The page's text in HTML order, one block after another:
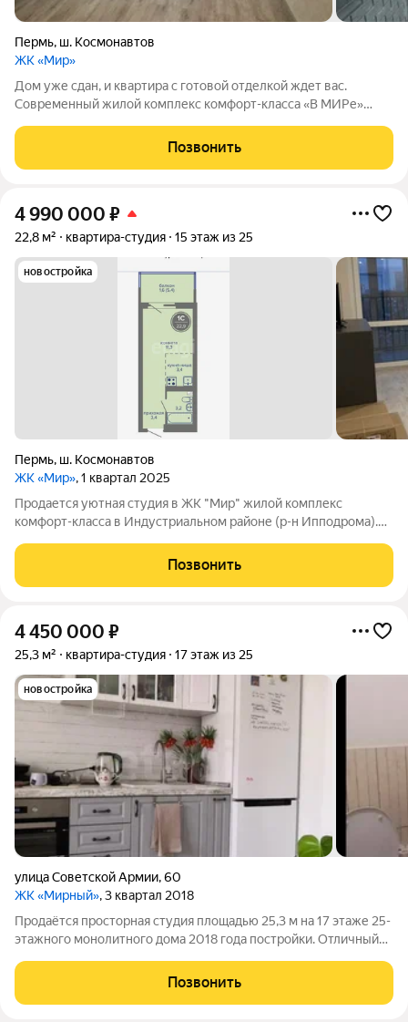
Пермь, ш. Космонавтов
ЖК «Мир»
Дом уже сдан, и квартира с готовой отделкой ждет вас.
Современный жилой комплекс комфорт-класса «В МИРе»
удовольствие: просторный зеленый двор без машин с
контролем доступа, гостеприимные подъезды без
Позвонить
4 990 000 ₽
22,8 м² квартира-студия 15 этаж из 25
новостройка
Пермь, ш. Космонавтов
ЖК «Мир», 1 квартал 2025
Продается уютная студия в ЖК "Мир" жилой комплекс
комфорт-класса в Индустриальном районе (р-н Ипподрома).
продумана каждая деталь: большой зеленый двор без машин с
системой контроля доступа,
Позвонить
4 450 000 ₽
25,3 м² квартира-студия 17 этаж из 25
новостройка
улица Советской Армии,60
ЖК «Мирный», 3 квартал 2018
Продаётся просторная студия площадью 25,3 м на 17 этаже 25-
этажного монолитного дома 2018 года постройки. Отличный
Внутри выполнен качественный евроремонт заезжайте сразу,
дополнительные траты
Позвонить